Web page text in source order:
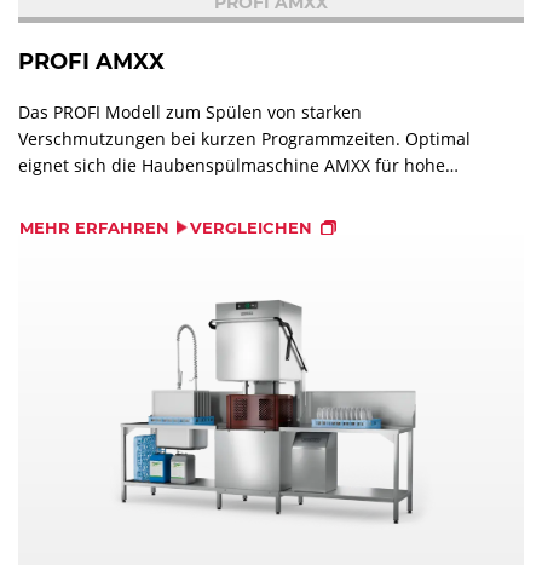
PROFI AMXX
Das PROFI Modell zum Spülen von starken
Verschmutzungen bei kurzen Programmzeiten. Optimal
eignet sich die Haubenspülmaschine AMXX für hohe
Gemeinschaftsverpflegung.
MEHR ERFAHREN VERGLEICHEN